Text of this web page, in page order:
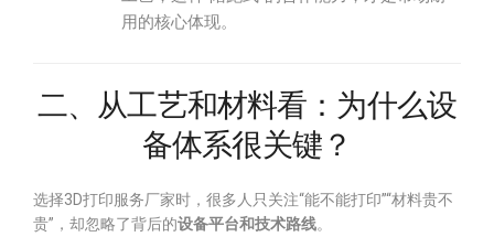
用的核心体现。
二、从工艺和材料看：为什么设
备体系很关键？
选择3D打印服务厂家时，很多人只关注“能不能打印”“材料贵不
贵”，却忽略了背后的设备平台和技术路线。